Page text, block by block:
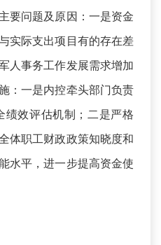
要问题及原因：一是资金
实际支出项目有的存在差
人事务工作发展需求增加
：一是内控牵头部门负责
绩效评估机制；二是严格
体职工财政政策知晓度和
水平，进一步提高资金使